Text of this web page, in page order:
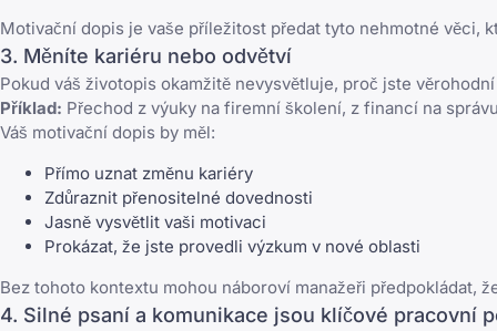
Motivační dopis je vaše příležitost předat tyto nehmotné věci,
3. Měníte kariéru nebo odvětví
Pokud váš životopis okamžitě nevysvětluje, proč jste
Příklad: Přechod z výuky na firemní školení, z financí na
Váš motivační dopis by měl:
Přímo uznat změnu kariéry
Zdůraznit přenositelné dovednosti
Jasně vysvětlit vaši motivaci
Prokázat, že jste provedli výzkum v nové oblasti
Bez tohoto kontextu mohou náboroví manažeři předpokládat,
4. Silné psaní a komunikace jsou klíčové pracovní